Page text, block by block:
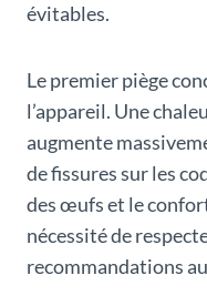
évitables.
Le premier piège
l’appareil. Une
augmente
de fissures sur les
des œufs et le confort
nécessité de
recommandations